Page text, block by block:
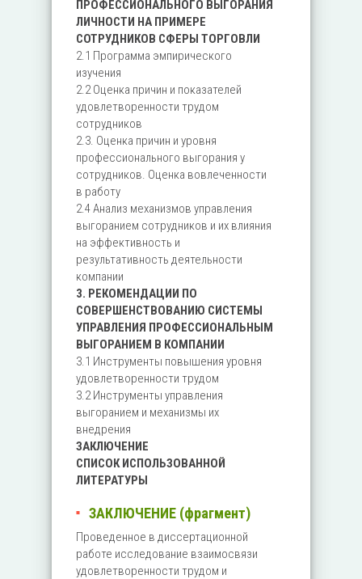
ПРОФЕССИОНАЛЬНОГО ВЫГОРАНИЯ
ЛИЧНОСТИ НА ПРИМЕРЕ
СОТРУДНИКОВ СФЕРЫ ТОРГОВЛИ
2.1 Программа эмпирического
изучения
2.2 Оценка причин и показателей
удовлетворенности трудом
сотрудников
2.3. Оценка причин и уровня
профессионального выгорания у
сотрудников. Оценка вовлеченности
в работу
2.4 Анализ механизмов управления
выгоранием сотрудников и их влияния
на эффективность и
результативность деятельности
компании
3. РЕКОМЕНДАЦИИ ПО
СОВЕРШЕНСТВОВАНИЮ СИСТЕМЫ
УПРАВЛЕНИЯ ПРОФЕССИОНАЛЬНЫМ
ВЫГОРАНИЕМ В КОМПАНИИ
3.1 Инструменты повышения уровня
удовлетворенности трудом
3.2 Инструменты управления
выгоранием и механизмы их
внедрения
ЗАКЛЮЧЕНИЕ
СПИСОК ИСПОЛЬЗОВАННОЙ
ЛИТЕРАТУРЫ
ЗАКЛЮЧЕНИЕ (фрагмент)
Проведенное в диссертационной
работе исследование взаимосвязи
удовлетворенности трудом и